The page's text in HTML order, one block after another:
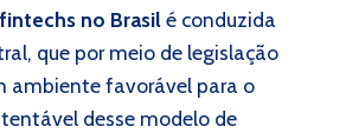
no Brasilé conduzida
que por meio de legislação
ambiente favorável para o
desse modelo de